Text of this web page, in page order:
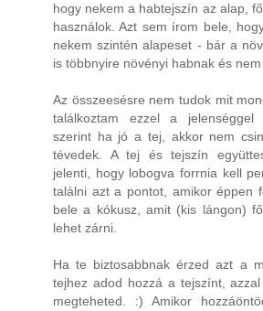
hogy nekem a habtejszín az alap,
használok. Azt sem írom bele,
nekem szintén alapeset - bár a
is többnyire növényi habnak és
Az összeesésre nem tudok mit
találkoztam ezzel a jelenséggel
szerint ha jó a tej, akkor nem
tévedek. A tej és tejszín
jelenti, hogy lobogva forrnia kell
találni azt a pontot, amikor éppen
bele a kókusz, amit (kis lángon)
lehet zárni.
Ha te biztosabbnak érzed azt a
tejhez adod hozzá a tejszínt,
megteheted. :) Amikor